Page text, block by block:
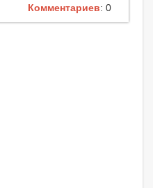
Комментариев: 0